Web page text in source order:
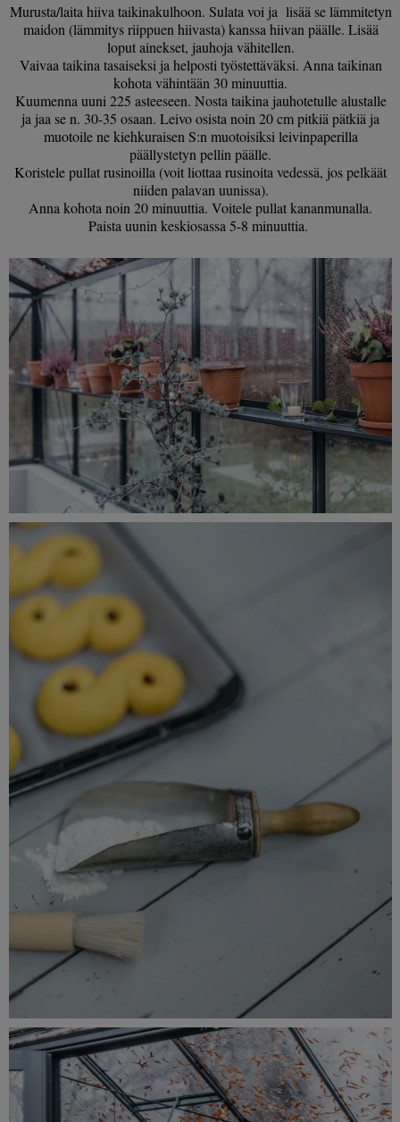
Murusta/laita hiiva taikinakulhoon. Sulata voi ja lisää se lämmitetyn
maidon (lämmitys riippuen hiivasta) kanssa hiivan päälle. Lisää
loput ainekset, jauhoja vähitellen.
Vaivaa taikina tasaiseksi ja helposti työstettäväksi. Anna taikinan
kohota vähintään 30 minuuttia.
Kuumenna uuni 225 asteeseen. Nosta taikina jauhotetulle alustalle
ja jaa se n. 30-35 osaan. Leivo osista noin 20 cm pitkiä pätkiä ja
muotoile ne kiehkuraisen S:n muotoisiksi leivinpaperilla
päällystetyn pellin päälle.
Koristele pullat rusinoilla (voit liottaa rusinoita vedessä, jos pelkäät
niiden palavan uunissa).
Anna kohota noin 20 minuuttia. Voitele pullat kananmunalla.
Paista uunin keskiosassa 5-8 minuuttia.